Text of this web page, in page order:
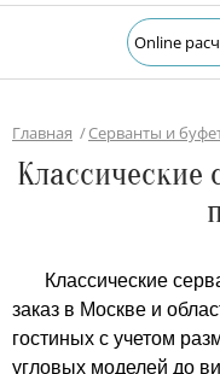
Online
Главная Серванты и
Классические
Классические
заказ в Москве и
гостиных с учетом
угловых моделей до